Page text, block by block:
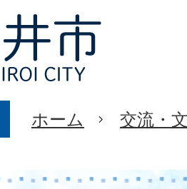
ホーム 交流・